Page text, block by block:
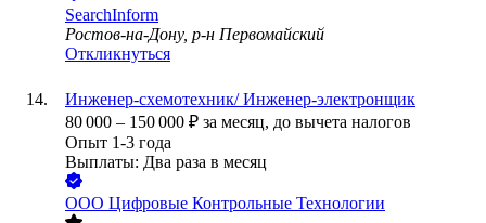
SearchInform
Ростов-на-Дону, р-н Первомайский
Откликнуться
Инженер-схемотехник/ Инженер-электронщик
80 000 – 150 000 ₽ за месяц, до вычета налогов
Опыт 1-3 года
Выплаты: Два раза в месяц
ООО Цифровые Контрольные Технологии